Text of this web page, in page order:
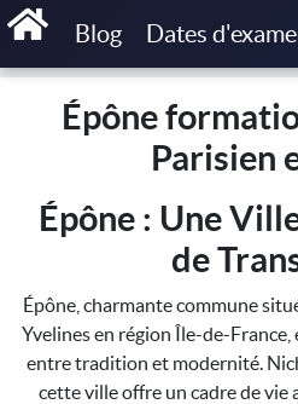
Blog Dates
Accueil Épône formations
Épône
Parisien
Épône : Une
de
Épône, charmante commune
Yvelines en région Île-de-France,
entre tradition et modernité.
cette ville offre un cadre de vie